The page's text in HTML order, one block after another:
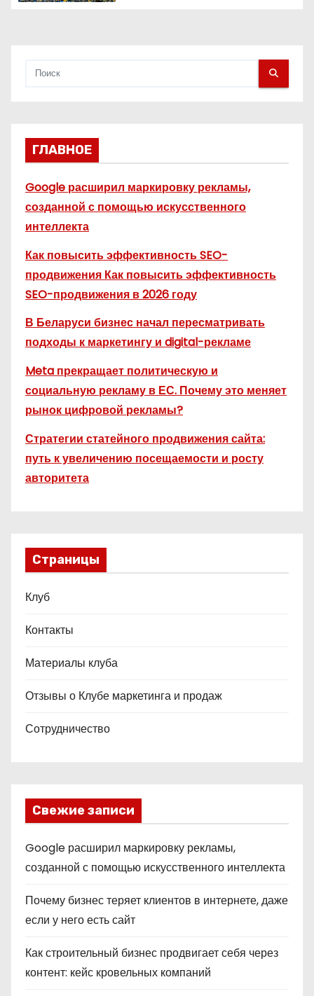
ГЛАВНОЕ
Google расширил маркировку рекламы,
созданной с помощью искусственного
интеллекта
Как повысить эффективность SEO-
продвижения Как повысить эффективность
SEO-продвижения в 2026 году
В Беларуси бизнес начал пересматривать
подходы к маркетингу и digital-рекламе
Meta прекращает политическую и
социальную рекламу в ЕС. Почему это меняет
рынок цифровой рекламы?
Стратегии статейного продвижения сайта:
путь к увеличению посещаемости и росту
авторитета
Страницы
Клуб
Контакты
Материалы клуба
Отзывы о Клубе маркетинга и продаж
Сотрудничество
Свежие записи
Google расширил маркировку рекламы,
созданной с помощью искусственного интеллекта
Почему бизнес теряет клиентов в интернете, даже
если у него есть сайт
Как строительный бизнес продвигает себя через
контент: кейс кровельных компаний